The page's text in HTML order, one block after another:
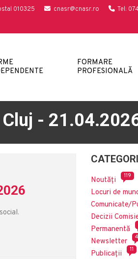
010325 cnasr@cnasr.ro Tel:
FORMARE
PROFESIONALĂ
-
Noutăți 119
Locuri de
Comunicate/
Decizii
Permanentă
Newsletter
Publicații 11